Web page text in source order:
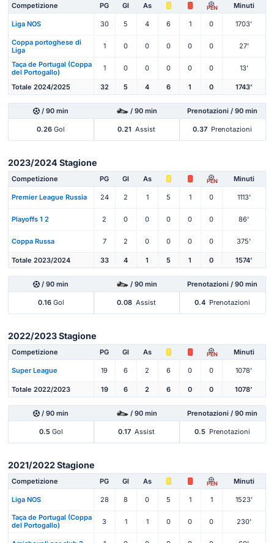
Competizione PG Gl As PEN Minuti
Liga NOS 30 5 4 6 1 0 1703'
Coppa portoghese di
Liga
1 0 0 0 0 0 27'
Taça de Portugal (Coppa
del Portogallo)
1 0 0 0 0 0 13'
Totale 2024/2025 32 5 4 6 1 0 1743'
/ 90 min / 90 min Prenotazioni / 90 min
0.26 Gol 0.21 Assist 0.37 Prenotazioni
2023/2024 Stagione
Competizione PG Gl As PEN Minuti
Premier League Russia 24 2 1 5 1 0 1113'
Playoffs 1 2 2 0 0 0 0 0 86'
Coppa Russa 7 2 0 0 0 0 375'
Totale 2023/2024 33 4 1 5 1 0 1574'
/ 90 min / 90 min Prenotazioni / 90 min
0.16Gol 0.08 Assist 0.4 Prenotazioni
2022/2023 Stagione
Competizione PG Gl As PEN Minuti
Super League 19 6 2 6 0 0 1078'
Totale 2022/2023 19 6 2 6 0 0 1078'
/ 90 min / 90 min Prenotazioni / 90 min
0.5Gol 0.17 Assist 0.5 Prenotazioni
2021/2022 Stagione
Competizione PG Gl As PEN Minuti
Liga NOS 28 8 0 5 1 1 1523'
Taça de Portugal (Coppa
del Portogallo)
3 1 1 0 0 0 230'